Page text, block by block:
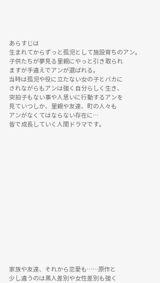
あらすじは
生まれてからずっと孤児として施設育ちのアン。
子供たちが夢見る里親にやっと引き取られ
ますが手違えでアンが選ばれる。
当時は孤児や役に立たない女の子とバカに
されながらもアンは強く自分らしく生き、
突拍子もない事や人思いに行動するアンを
見ていつしか、里親や友達、町の人々も
アンがなくてはならない存在に…
皆で成長していく人間ドラマです。
家族や友達、それから恋愛も……原作と
少し違うのは黒人差別や女性差別も強く